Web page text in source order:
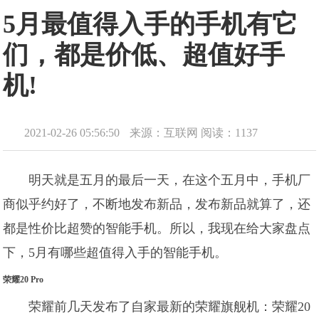
5月最值得入手的手机有它
们，都是价低、超值好手
机!
2021-02-26 05:56:50 来源：互联网 阅读：1137
明天就是五月的最后一天，在这个五月中，手机厂
商似乎约好了，不断地发布新品，发布新品就算了，还
都是性价比超赞的智能手机。所以，我现在给大家盘点
下，5月有哪些超值得入手的智能手机。
荣耀20 Pro
荣耀前几天发布了自家最新的荣耀旗舰机：荣耀20